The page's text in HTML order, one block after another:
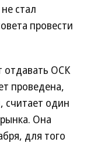
стал
провести
отдавать ОСК
проведена,
считает один
Она
для того